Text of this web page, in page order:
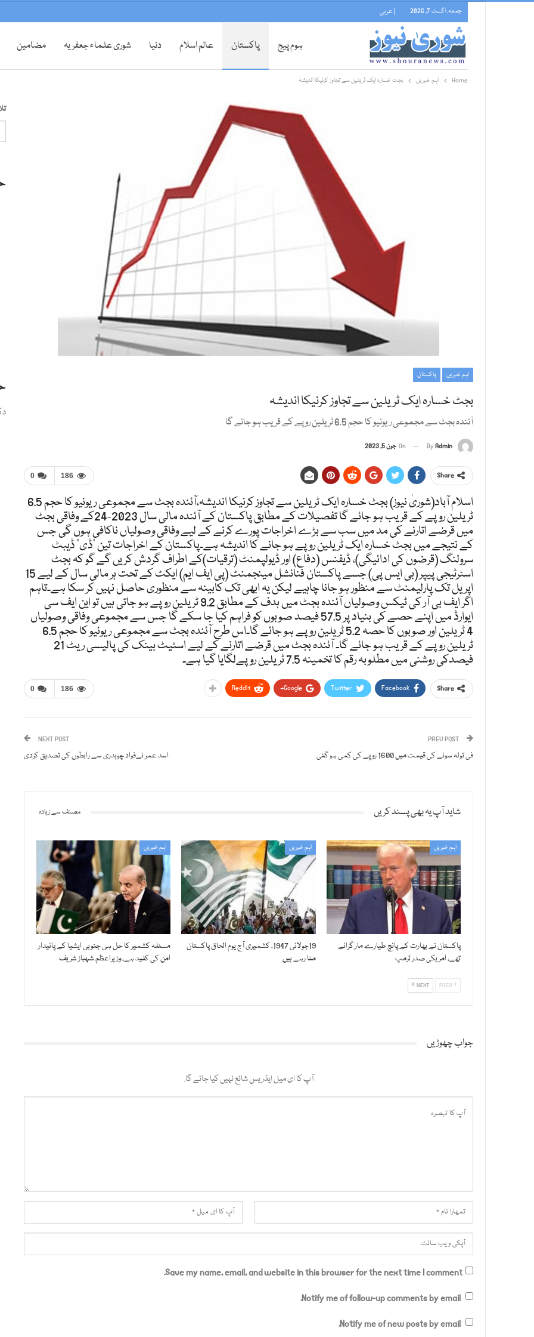
جمعہ, اگست 7, 2026 | عربی
ہوم پیج پاکستان عالم اسلام دنیا شوری علماء جعفریہ مضامین
Home اہم خبریں بجٹ خسارہ ایک ٹریلین سے تجاوز کرنیکا اندیشہ
اہم خبریں پاکستان
بجٹ خسارہ ایک ٹریلین سے تجاوز کرنیکا اندیشہ
آئندہ بجٹ سے مجموعی ریونیو کا حجم 6.5 ٹریلین روپے کے قریب ہو جائے گا
ByAdmin
On جون 5, 2023
0 186 Share
اسلام آباد(شوریٰ نیوز) بجٹ خسارہ ایک ٹریلین سے تجاوز کرنیکا اندیشہ،آئندہ بجٹ سے مجموعی ریونیو کا حجم 6.5
ٹریلین روپے کے قریب ہو جائے گا تفصیلات کے مطابق پاکستان کے آئندہ مالی سال 2023-24کے وفاقی بجٹ
میں قرضے اتارنے کی مد میں سب سے بڑے اخراجات پورے کرنے کے لیے وفاقی وصولیاں ناکافی ہوں گی جس
کے نتیجے میں بجٹ خسارہ ایک ٹریلین روپے ہو جانے کا اندیشہ ہے۔پاکستان کے اخراجات تین ’ڈی‘ ڈیبٹ
سرولنگ (قرضوں کی ادائیگی)، ڈیفنس (دفاع) اور ڈیولپمنٹ (ترقیات)کے اطراف گردش کریں گے گو کہ بجٹ
اسٹرٹیجی پیپر (بی ایس پی) جسے پاکستان فنانشل مینجمنٹ (پی ایف ایم) ایکٹ کے تحت ہر مالی سال کے لیے 15
اپریل تک پارلیمنٹ سے منظور ہو جانا چاہیے لیکن یہ ابھی تک کابینہ سے منظوری حاصل نہیں کر سکا ہے۔تاہم
اگر ایف بی آر کی ٹیکس وصولیاں آئندہ بجٹ میں ہدف کے مطابق 9.2 ٹریلین روپے ہو جاتی ہیں تو این ایف سی
ایوارڈ میں اپنے حصے کی بنیاد پر 57.5 فیصد صوبوں کو فراہم کیا جا سکے گا جس سے مجموعی وفاقی وصولیاں
4 ٹریلین اور صوبوں کا حصہ 5.2 ٹریلین روپے ہو جائے گا۔اس طرح آئندہ بجٹ سے مجموعی ریونیو کا حجم 6.5
ٹریلین روپے کے قریب ہو جائے گا۔ آئندہ بجٹ میں قرضے اتارنے کے لیے اسٹیٹ بینک کی پالیسی ریٹ 21
فیصدکی روشنی میں مطلوبہ رقم کا تخمینہ 7.5 ٹریلین روپےلگایا گیا ہے۔
0 186 Share
Facebook
Twitter
Google+
ReddIt
فی تولہ سونے کی قیمت میں 1600 روپے کی کمی ہو گئی
NEXT POST
اسد عمر نےفواد چوہدری سے رابطوں کی تصدیق کردی
شاید آپ یہ بھی پسند کریں مصنف سے زیادہ
اہم خبریں
پاکستان نے بھارت کے پانچ طیارے مار گرائے
تھے، امریکی صدر ٹرمپ
اہم خبریں
19جولائی 1947، کشمیری آج یوم الحاق پاکستان
منا رہے ہیں
اہم خبریں
مسئلہ کشمیر کا حل ہی جنوبی ایشیا کے پائیدار
امن کی کلید ہے، وزیراعظم شہباز شریف
NEXT
جواب چھوڑیں
آپ کا ای میل ایڈریس شائع نہیں کیا جائے گا.
Save my name, email, and website in this browser for the next time I comment.
Notify me of follow-up comments by email.
Notify me of new posts by email.